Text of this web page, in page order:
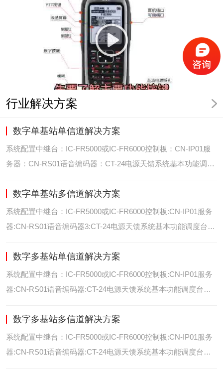
行业解决方案
数字单基站单信道解决方案
系统配置中继台：IC-FR5000或IC-FR6000控制板：CN-IP01服
务器：CN-RS01语音编码器：CT-24电源天馈系统基本功能调度
位/室内定位艾可慕数字电台具备GPS数据上传功能。而GPS定
位功能是艾可慕数字系统的标
数字单基站多信道解决方案
系统配置中继台：IC-FR5000或IC-FR6000控制板:CN-IP01服务
器:CN-RS01语音编码器3:CT-24电源天馈系统基本功能调度台录
室内定位艾可慕数字电台具备GPS数据上传功能。而GPS定位功
能是艾可慕数字系统的
数字多基站单信道解决方案
系统配置中继台：IC-FR5000或IC-FR6000控制板:CN-IP01服务
器:CN-RS01语音编码器:CT-24电源天馈系统基本功能调度台录
通过IP网络互联，通过成熟可靠的网络技术，艾可慕数字通讯将
延伸到世界的每一个角落。
数字多基站多信道解决方案
系统配置中继台：IC-FR5000或IC-FR6000控制板:CN-IP01服务
器:CN-RS01语音编码器:CT-24电源天馈系统基本功能调度台录